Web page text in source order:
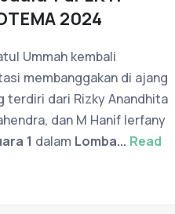
2024
Ummah kembali
membanggakan di ajang
terdiri dari Rizky Anandhita
dan M Hanif Ierfany
1 dalam Lomba... Read